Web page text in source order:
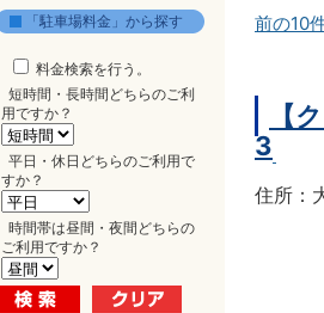
「駐車場料金」から探す
料金検索を行う。
短時間・長時間どちらのご利
用ですか？
平日・休日どちらのご利用で
すか？
時間帯は昼間・夜間どちらの
ご利用ですか？
前の10
【
3
住所：